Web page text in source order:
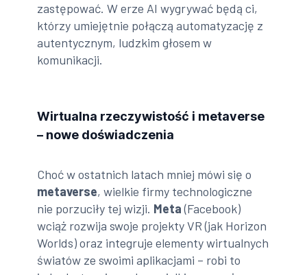
zastępować. W erze AI wygrywać będą ci,
którzy umiejętnie połączą automatyzację z
autentycznym, ludzkim głosem w
komunikacji.
Wirtualna rzeczywistość i metaverse
– nowe doświadczenia
Choć w ostatnich latach mniej mówi się o
metaverse, wielkie firmy technologiczne
nie porzuciły tej wizji. Meta(Facebook)
wciąż rozwija swoje projekty VR (jak Horizon
Worlds) oraz integruje elementy wirtualnych
światów ze swoimi aplikacjami – robi to